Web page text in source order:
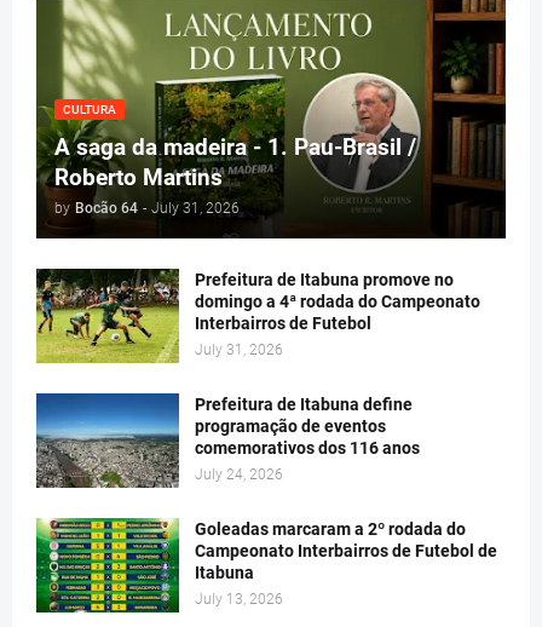
CULTURA
A saga da madeira - 1. Pau-Brasil /
Roberto Martins
by Bocão 64 - July 31, 2026
Prefeitura de Itabuna promove no
domingo a 4ª rodada do Campeonato
Interbairros de Futebol
July 31, 2026
Prefeitura de Itabuna define
programação de eventos
comemorativos dos 116 anos
July 24, 2026
Goleadas marcaram a 2º rodada do
Campeonato Interbairros de Futebol de
Itabuna
July 13, 2026